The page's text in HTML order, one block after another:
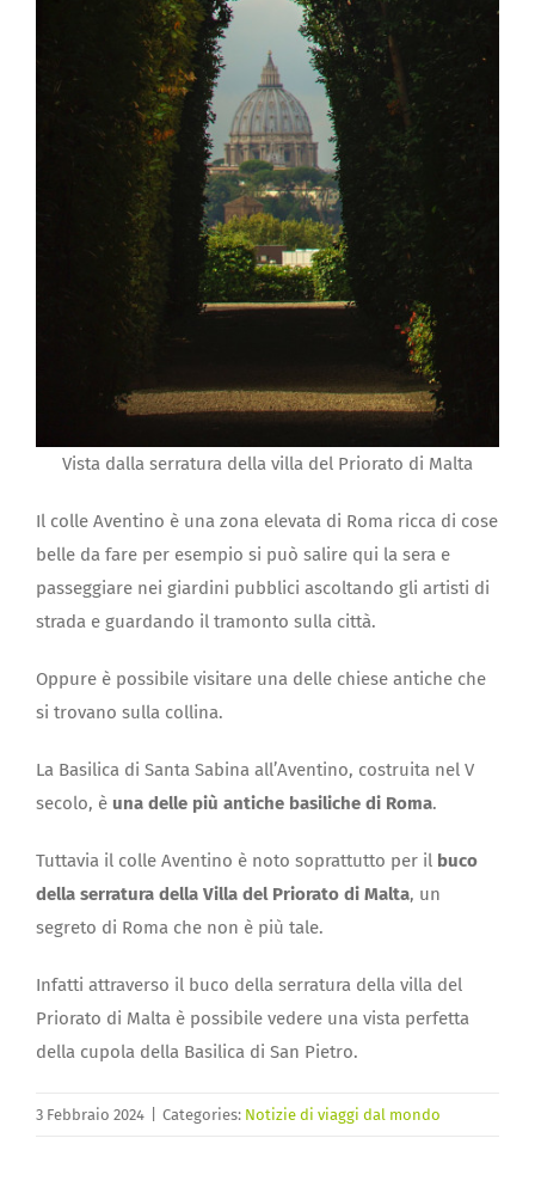
Vista dalla serratura della villa del Priorato di Malta
Il colle Aventino è una zona elevata di Roma ricca di cose
belle da fare per esempio si può salire qui la sera e
passeggiare nei giardini pubblici ascoltando gli artisti di
strada e guardando il tramonto sulla città.
Oppure è possibile visitare una delle chiese antiche che
si trovano sulla collina.
La Basilica di Santa Sabina all’Aventino, costruita nel V
secolo, è una delle più antiche basiliche di Roma.
Tuttavia il colle Aventino è noto soprattutto per il buco
della serratura della Villa del Priorato di Malta, un
segreto di Roma che non è più tale.
Infatti attraverso il buco della serratura della villa del
Priorato di Malta è possibile vedere una vista perfetta
della cupola della Basilica di San Pietro.
3 Febbraio 2024 Categories: Notizie di viaggi dal mondo